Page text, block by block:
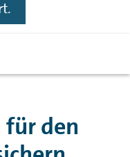
für den